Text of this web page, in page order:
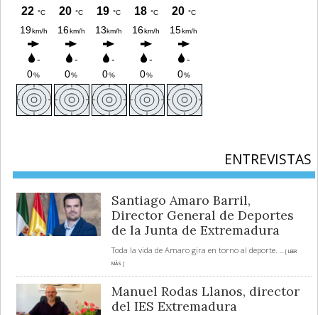
ENTREVISTAS
Santiago Amaro Barril,
Director General de Deportes
de la Junta de Extremadura
Toda la vida de Amaro gira en torno al deporte.
... [ LEER
MÁS ]
Manuel Rodas Llanos, director
del IES Extremadura